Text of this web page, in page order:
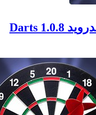
بازی پادشاه دارت برای اندروید 1.0.8 Darts